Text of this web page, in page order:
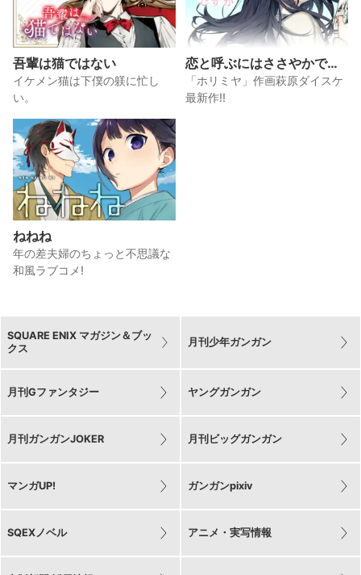
吾輩は猫ではない
イケメン猫は下僕の躾に忙し
い。
恋と呼ぶにはささやかです
が
「ホリミヤ」作画萩原ダイスケ
最新作!!
ねねね
年の差夫婦のちょっと不思議な
和風ラブコメ!
SQUARE ENIX マガジン＆ブッ
クス
月刊少年ガンガン
月刊Gファンタジー ヤングガンガン
月刊ガンガンJOKER 月刊ビッグガンガン
マンガUP! ガンガンpixiv
SQEXノベル アニメ・実写情報